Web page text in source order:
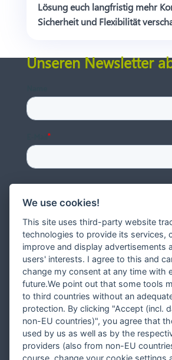
Lösung euch langfristig mehr
Sicherheit und Flexibilität
Unseren Newsletter
We use cookies!
This site uses third-party website
technologies to provide its services,
improve and display advertisements
users' interests. I agree to this and
change my consent at any time with
future.We point out that some tools
to third countries without an
protection. By clicking "Accept (incl.
non-EU countries)", you agree that
used by us as well as by the
providers (also from non-EU